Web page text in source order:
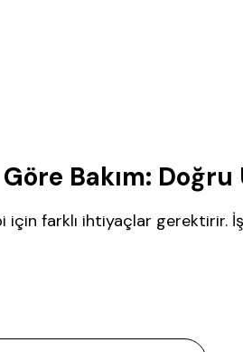
Bakım:
için farklı ihtiyaçlar gerektirir.